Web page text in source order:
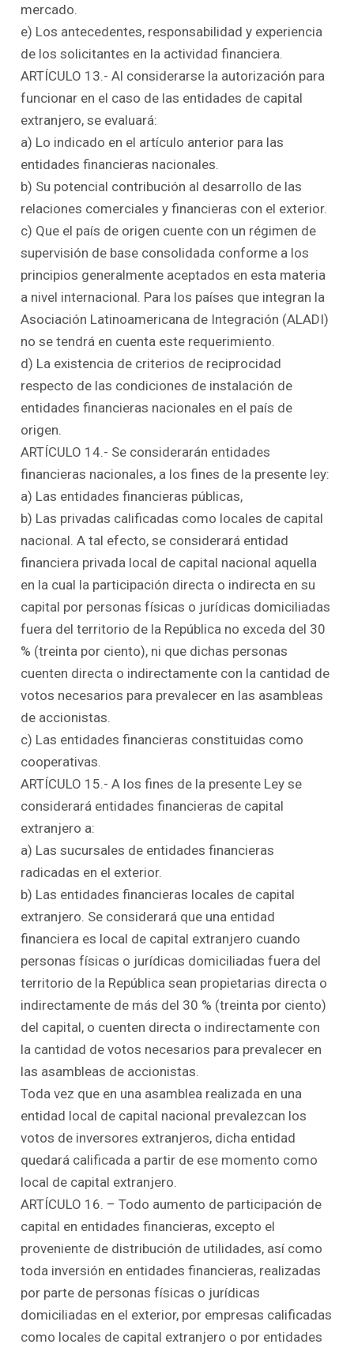
mercado.
e) Los antecedentes, responsabilidad y experiencia
de los solicitantes en la actividad financiera.
ARTÍCULO 13.- Al considerarse la autorización para
funcionar en el caso de las entidades de capital
extranjero, se evaluará:
a) Lo indicado en el artículo anterior para las
entidades financieras nacionales.
b) Su potencial contribución al desarrollo de las
relaciones comerciales y financieras con el exterior.
c) Que el país de origen cuente con un régimen de
supervisión de base consolidada conforme a los
principios generalmente aceptados en esta materia
a nivel internacional. Para los países que integran la
Asociación Latinoamericana de Integración (ALADI)
no se tendrá en cuenta este requerimiento.
d) La existencia de criterios de reciprocidad
respecto de las condiciones de instalación de
entidades financieras nacionales en el país de
origen.
ARTÍCULO 14.- Se considerarán entidades
financieras nacionales, a los fines de la presente ley:
a) Las entidades financieras públicas,
b) Las privadas calificadas como locales de capital
nacional. A tal efecto, se considerará entidad
financiera privada local de capital nacional aquella
en la cual la participación directa o indirecta en su
capital por personas físicas o jurídicas domiciliadas
fuera del territorio de la República no exceda del 30
% (treinta por ciento), ni que dichas personas
cuenten directa o indirectamente con la cantidad de
votos necesarios para prevalecer en las asambleas
de accionistas.
c) Las entidades financieras constituidas como
cooperativas.
ARTÍCULO 15.- A los fines de la presente Ley se
considerará entidades financieras de capital
extranjero a:
a) Las sucursales de entidades financieras
radicadas en el exterior.
b) Las entidades financieras locales de capital
extranjero. Se considerará que una entidad
financiera es local de capital extranjero cuando
personas físicas o jurídicas domiciliadas fuera del
territorio de la República sean propietarias directa o
indirectamente de más del 30 % (treinta por ciento)
del capital, o cuenten directa o indirectamente con
la cantidad de votos necesarios para prevalecer en
las asambleas de accionistas.
Toda vez que en una asamblea realizada en una
entidad local de capital nacional prevalezcan los
votos de inversores extranjeros, dicha entidad
quedará calificada a partir de ese momento como
local de capital extranjero.
ARTÍCULO 16. – Todo aumento de participación de
capital en entidades financieras, excepto el
proveniente de distribución de utilidades, así como
toda inversión en entidades financieras, realizadas
por parte de personas físicas o jurídicas
domiciliadas en el exterior, por empresas calificadas
como locales de capital extranjero o por entidades